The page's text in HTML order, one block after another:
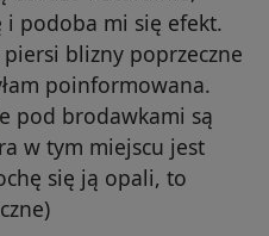
podoba mi się efekt.
blizny poprzeczne
poinformowana.
pod brodawkami są
w tym miejscu jest
się ją opali, to